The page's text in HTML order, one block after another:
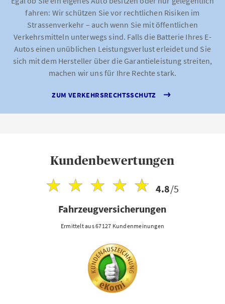
fahren: Wir schützen Sie vor rechtlichen Risiken im
Strassenverkehr – auch wenn Sie mit öffentlichen
Verkehrsmitteln unterwegs sind. Falls die Batterie Ihres E-
Autos einen unüblichen Leistungsverlust erleidet und Sie
sich mit dem Hersteller über die Garantieleistung streiten,
machen wir uns für Ihre Rechte stark.
ZUM VERKEHRSRECHTSSCHUTZ
Kundenbewertungen
4.8/5
Fahrzeugversicherungen
Ermittelt aus 67127 Kundenmeinungen